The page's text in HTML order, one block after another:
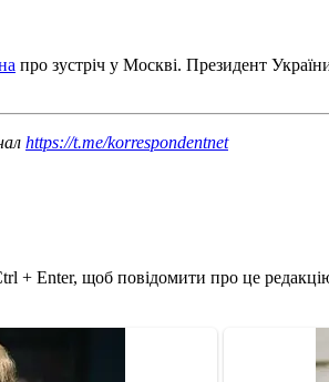
про зустріч у Москві. Президент
https://t.me/korrespondentnet
+ Enter, щоб повідомити про це